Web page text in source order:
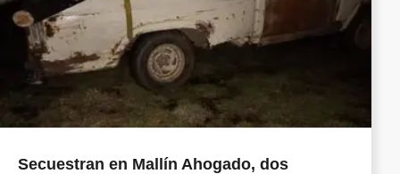
Secuestran en Mallín Ahogado, dos